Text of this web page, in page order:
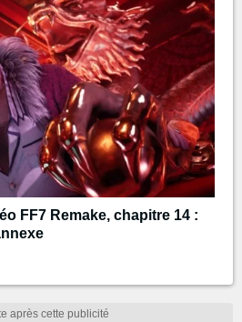
FF7 Remake, chapitre 14 :